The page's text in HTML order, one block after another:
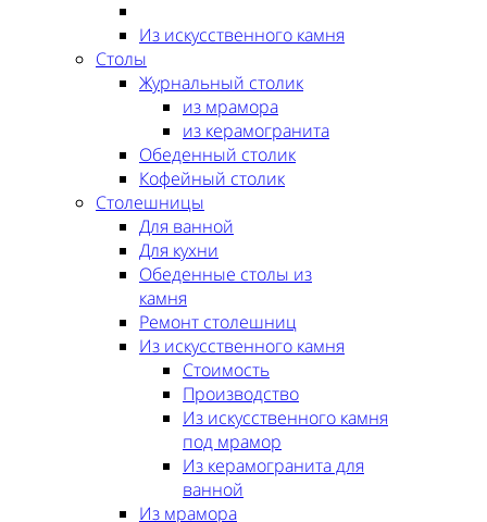
Из искусственного камня
Столы
Журнальный столик
из мрамора
из керамогранита
Обеденный столик
Кофейный столик
Столешницы
Для ванной
Для кухни
Обеденные столы из
камня
Ремонт столешниц
Из искусственного камня
Стоимость
Производство
Из искусственного камня
под мрамор
Из керамогранита для
ванной
Из мрамора